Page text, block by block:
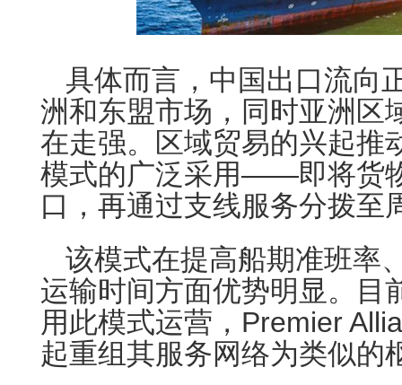
具体而言，中国出口流向
洲和东盟市场，同时亚洲区
在走强。区域贸易的兴起推
模式的广泛采用——即将货
口，再通过支线服务分拨至
该模式在提高船期准班率
运输时间方面优势明显。目
用此模式运营，Premier
起重组其服务网络为类似的